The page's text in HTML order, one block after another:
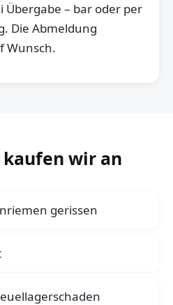
Übergabe – bar oder per
Die Abmeldung
Wunsch.
kaufen wir an
gerissen